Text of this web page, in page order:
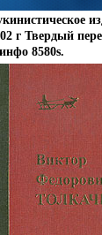
г Твердый
8580s.